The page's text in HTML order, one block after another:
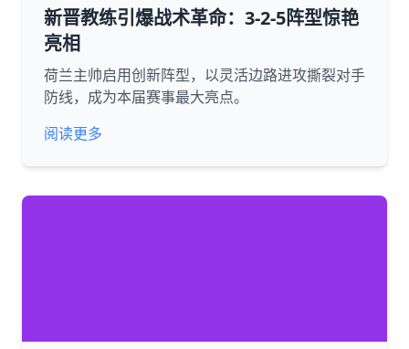
新晋教练引爆战术革命：3-2-5阵型惊艳
亮相
荷兰主帅启用创新阵型，以灵活边路进攻撕裂对手
防线，成为本届赛事最大亮点。
阅读更多